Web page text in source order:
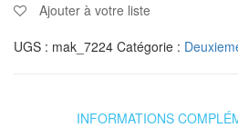
Ajouter à votre liste
UGS : mak_7224 Catégorie :
INFORMATIONS